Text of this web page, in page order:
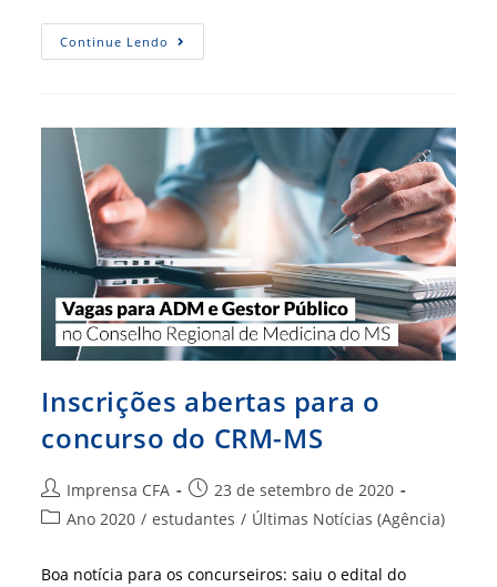
Continue Lendo Concursos
Públicos
Para
Administradores
Inscrições abertas para o
concurso do CRM-MS
Autor
do
Imprensa CFA
Post
publicado:
23 de setembro de 2020
Categoria
post:
Ano 2020 / estudantes / Últimas Notícias (Agência)
Boa notícia para os concurseiros: saiu o edital do